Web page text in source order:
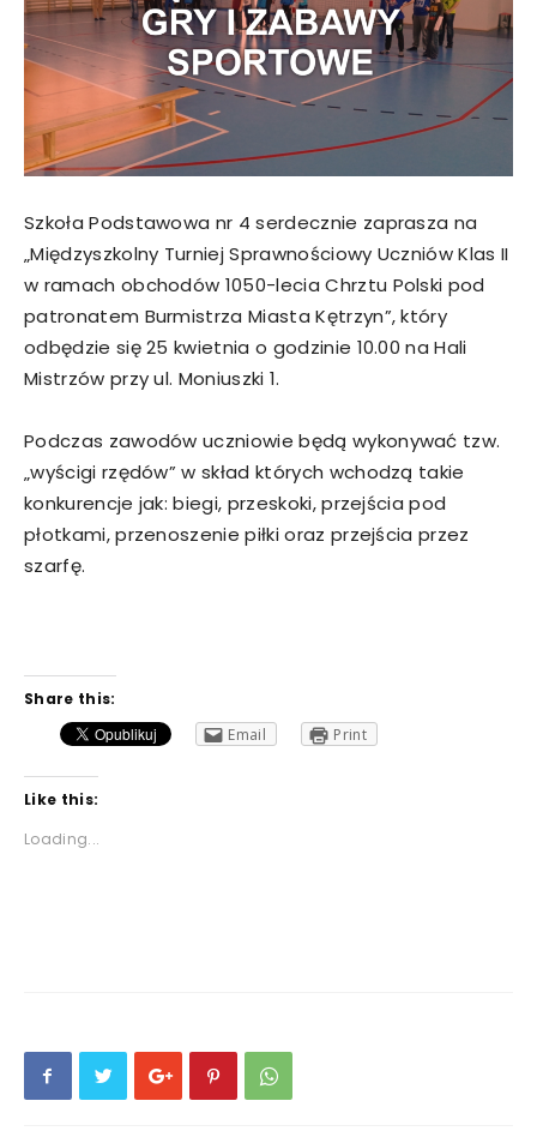
Szkoła Podstawowa nr 4 serdecznie zaprasza na
„Międzyszkolny Turniej Sprawnościowy Uczniów Klas II
w ramach obchodów 1050-lecia Chrztu Polski pod
patronatem Burmistrza Miasta Kętrzyn”, który
odbędzie się 25 kwietnia o godzinie 10.00 na Hali
Mistrzów przy ul. Moniuszki 1.
Podczas zawodów uczniowie będą wykonywać tzw.
„wyścigi rzędów” w skład których wchodzą takie
konkurencje jak: biegi, przeskoki, przejścia pod
płotkami, przenoszenie piłki oraz przejścia przez
szarfę.
Share this:
Email
Print
Like this:
Loading...